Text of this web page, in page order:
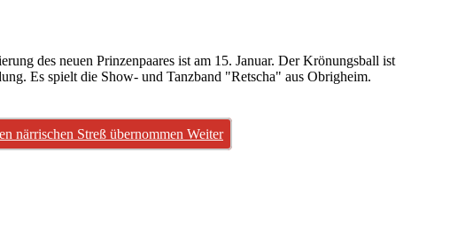
des neuen Prinzenpaares ist am 15. Januar. Der Krönungsball ist
Es spielt die Show- und Tanzband "Retscha" aus Obrigheim.
närrischen Streß übernommen Weiter